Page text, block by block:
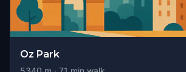
Oz Park